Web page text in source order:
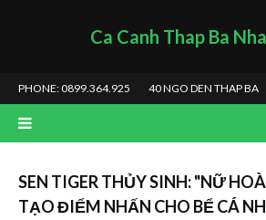
Ca Canh Thap Ba
PHONE: 0899.364.925 40 NGO DEN THAP BA
SEN TIGER THỦY SINH: "NỮ
TẠO ĐIỂM NHẤN CHO BỂ CÁ